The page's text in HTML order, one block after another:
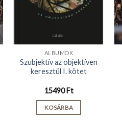
ALBUMOK
Szubjektív az objektíven
keresztül I. kötet
15490Ft
KOSÁRBA